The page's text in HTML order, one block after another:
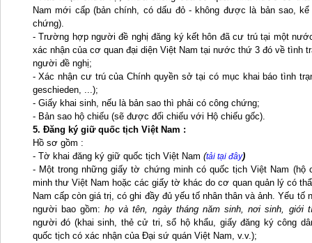
Nam mới cấp (bản chính, có dấu đỏ - không được là bản sao,
chứng).
- Trường hợp người đề nghị đăng ký kết hôn đã cư trú tại một
xác nhận của cơ quan đại diện Việt Nam tại nước thứ 3 đó về tình
người đề nghị;
- Xác nhận cư trú của Chính quyền sở tại có mục khai báo tình
geschieden, ...);
- Giấy khai sinh, nếu là bản sao thì phải có công chứng;
- Bản sao hộ chiếu (sẽ được đối chiếu với Hộ chiếu gốc).
5. Đăng ký giữ quốc tịch Việt Nam :
Hồ sơ gồm :
- Tờ khai đăng ký giữ quốc tịch Việt Nam (tải tại đây)
- Một trong những giấy tờ chứng minh có quốc tịch Việt Nam (hộ
minh thư Việt Nam hoặc các giấy tờ khác do cơ quan quản lý có
Nam cấp còn giá trị, có ghi đầy đủ yếu tố nhân thân và ảnh. Yếu tố
người bao gồm:họ và tên, ngày tháng năm sinh, nơi sinh, giới
người đó (khai sinh, thẻ cử tri, sổ hộ khẩu, giấy đăng ký công
quốc tịch có xác nhận của Đại sứ quán Việt Nam, v.v.);